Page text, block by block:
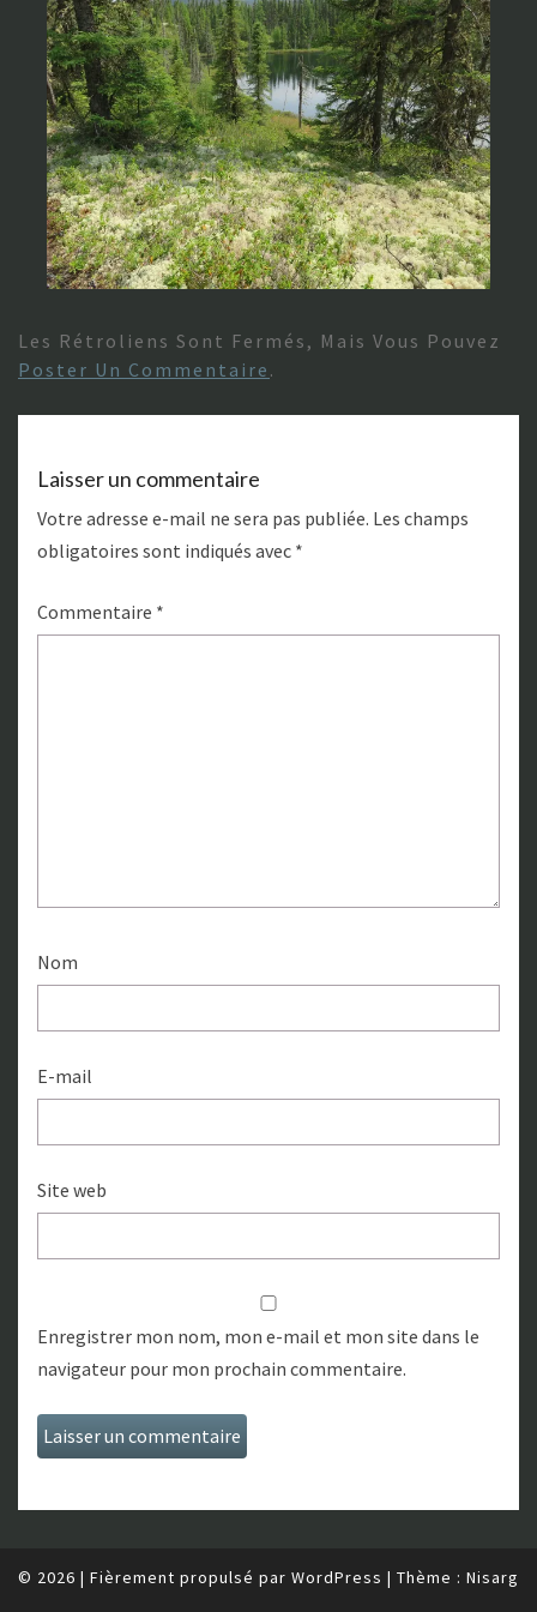
Les Rétroliens Sont Fermés, Mais Vous Pouvez
Poster Un Commentaire .
Laisser un commentaire
Votre adresse e-mail ne sera pas publiée. Les champs
obligatoires sont indiqués avec *
Commentaire *
Nom
E-mail
Site web
Enregistrer mon nom, mon e-mail et mon site dans le
navigateur pour mon prochain commentaire.
© 2026 | Fièrement propulsé par WordPress | Thème : Nisarg